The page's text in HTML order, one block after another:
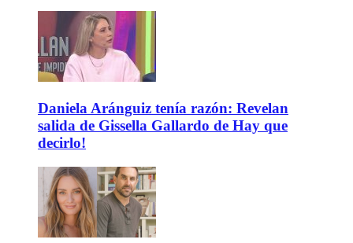
Daniela Aránguiz tenía razón: Revelan
salida de Gissella Gallardo de Hay que
decirlo!